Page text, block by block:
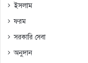
ইসলাম
ফরম
সরকারি সেবা
অনুদান